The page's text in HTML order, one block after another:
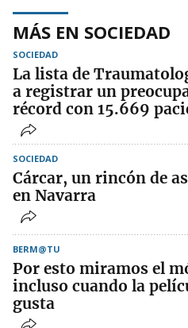
MÁS EN SOCIEDAD
SOCIEDAD
La lista de
a registrar un
récord con 15.669
SOCIEDAD
Cárcar, un rincón de
en Navarra
BERM@TU
Por esto miramos el
incluso cuando la
gusta